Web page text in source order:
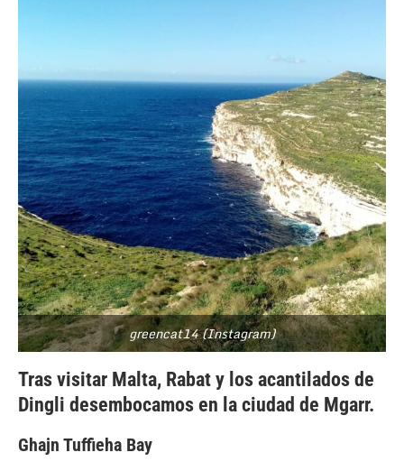
greencat14 (Instagram)
Tras visitar Malta, Rabat y los acantilados de
Dingli desembocamos en la ciudad de Mgarr.
Ghajn Tuffieha Bay